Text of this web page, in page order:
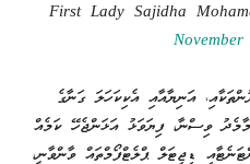
އަނިޔާއާއި އެކިކަހަލަ ގަނާގެ
ވިސްނާ، ފިޔަވަޅު އަޅަންޖެހޭ ކަމެއް
ޑިޖިޓަލް ޕްލެޓްފޯމްތައް ވާންވާނީ،